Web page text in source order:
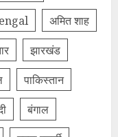
अमित शाह
झारखंड
पाकिस्तान
बंगाल